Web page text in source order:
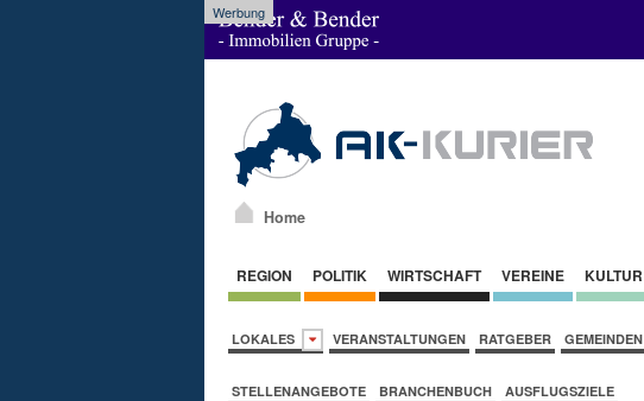
Werbung
Home
REGION POLITIK WIRTSCHAFT VEREINE KULTUR
LOKALES VERANSTALTUNGEN RATGEBER GEMEINDEN
STELLENANGEBOTE BRANCHENBUCH AUSFLUGSZIELE